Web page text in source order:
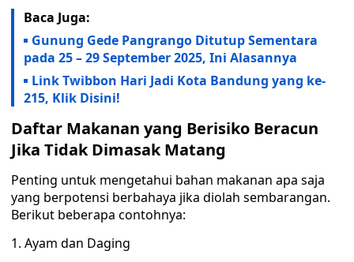
Baca Juga:
Gunung Gede Pangrango Ditutup Sementara
pada 25 – 29 September 2025, Ini Alasannya
Link Twibbon Hari Jadi Kota Bandung yang ke-
215, Klik Disini!
Daftar Makanan yang Berisiko Beracun
Jika Tidak Dimasak Matang
Penting untuk mengetahui bahan makanan apa saja
yang berpotensi berbahaya jika diolah sembarangan.
Berikut beberapa contohnya:
1. Ayam dan Daging